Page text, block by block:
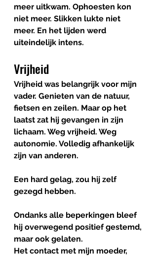
meer uitkwam. Ophoesten kon
niet meer. Slikken lukte niet
meer. En het lijden werd
uiteindelijk intens.
Vrijheid
Vrijheid was belangrijk voor mijn
vader. Genieten van de natuur,
fietsen en zeilen. Maar op het
laatst zat hij gevangen in zijn
lichaam. Weg vrijheid. Weg
autonomie. Volledig afhankelijk
zijn van anderen.
Een hard gelag, zou hij zelf
gezegd hebben.
Ondanks alle beperkingen bleef
hij overwegend positief gestemd,
maar ook gelaten.
Het contact met mijn moeder,